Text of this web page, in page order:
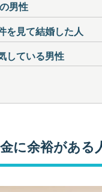
男性
を見て結婚した人
している男性
に余裕がある